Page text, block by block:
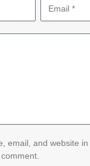
email, and website